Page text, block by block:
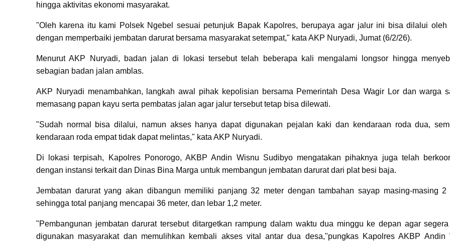
hingga aktivitas ekonomi masyarakat.
"Oleh karena itu kami Polsek Ngebel sesuai petunjuk Bapak Kapolres, berupaya agar jalur ini bisa dilalui oleh
dengan memperbaiki jembatan darurat bersama masyarakat setempat," kata AKP Nuryadi, Jumat (6/2/26).
Menurut AKP Nuryadi, badan jalan di lokasi tersebut telah beberapa kali mengalami longsor hingga
sebagian badan jalan amblas.
AKP Nuryadi menambahkan, langkah awal pihak kepolisian bersama Pemerintah Desa Wagir Lor dan warga
memasang papan kayu serta pembatas jalan agar jalur tersebut tetap bisa dilewati.
"Sudah normal bisa dilalui, namun akses hanya dapat digunakan pejalan kaki dan kendaraan roda dua,
kendaraan roda empat tidak dapat melintas," kata AKP Nuryadi.
Di lokasi terpisah, Kapolres Ponorogo, AKBP Andin Wisnu Sudibyo mengatakan pihaknya juga telah
dengan instansi terkait dan Dinas Bina Marga untuk membangun jembatan darurat dari plat besi baja.
Jembatan darurat yang akan dibangun memiliki panjang 32 meter dengan tambahan sayap masing-masing 2
sehingga total panjang mencapai 36 meter, dan lebar 1,2 meter.
"Pembangunan jembatan darurat tersebut ditargetkan rampung dalam waktu dua minggu ke depan agar
digunakan masyarakat dan memulihkan kembali akses vital antar dua desa,"pungkas Kapolres AKBP Andin